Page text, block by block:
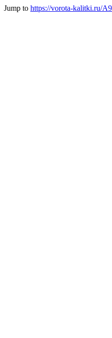
Jump to https://vorota-kalitki.ru/